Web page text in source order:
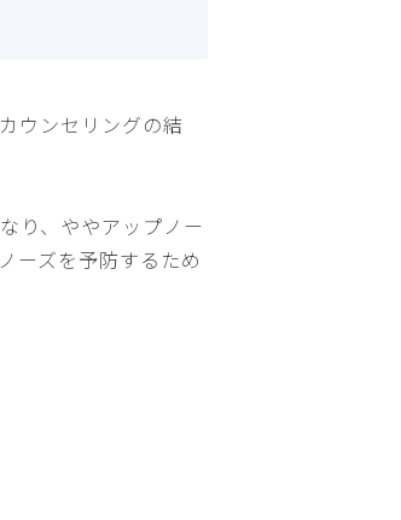
ウンセリングの結
り、ややアップノー
ーズを予防するため